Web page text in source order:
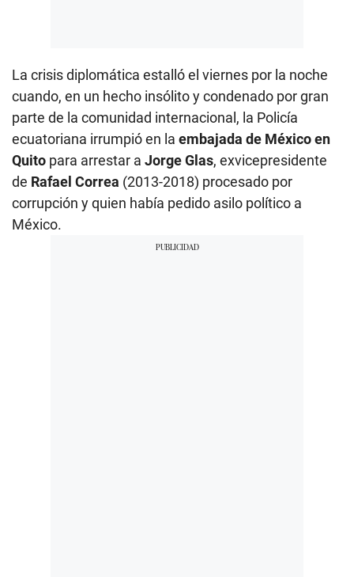
La crisis diplomática estalló el viernes por la noche
cuando, en un hecho insólito y condenado por gran
parte de la comunidad internacional, la Policía
ecuatoriana irrumpió en la embajada de México en
Quito para arrestar a Jorge Glas, exvicepresidente
de Rafael Correa (2013-2018) procesado por
corrupción y quien había pedido asilo político a
México.